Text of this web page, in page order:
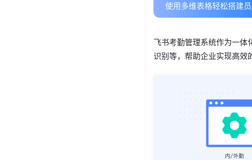
使用多维表格轻松搭建
飞书考勤管理系统作为一体
识别等，帮助企业实现高效